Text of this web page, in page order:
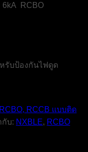
RCBO
รับป้องกันไฟดูด
RCCB แบบติด
กับ: NXBLE, RCBO